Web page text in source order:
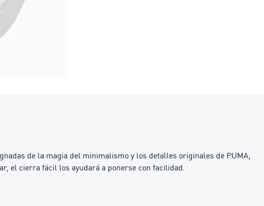
de la magia del minimalismo y los detalles originales de PUMA,
el cierra fácil los ayudará a ponerse con facilidad.